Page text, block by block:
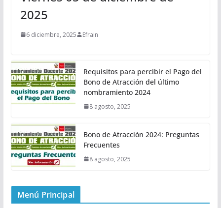
2025
6 diciembre, 2025 Efrain
Requisitos para percibir el Pago del
Bono de Atracción del último
nombramiento 2024
8 agosto, 2025
Bono de Atracción 2024: Preguntas
Frecuentes
8 agosto, 2025
Menú Principal